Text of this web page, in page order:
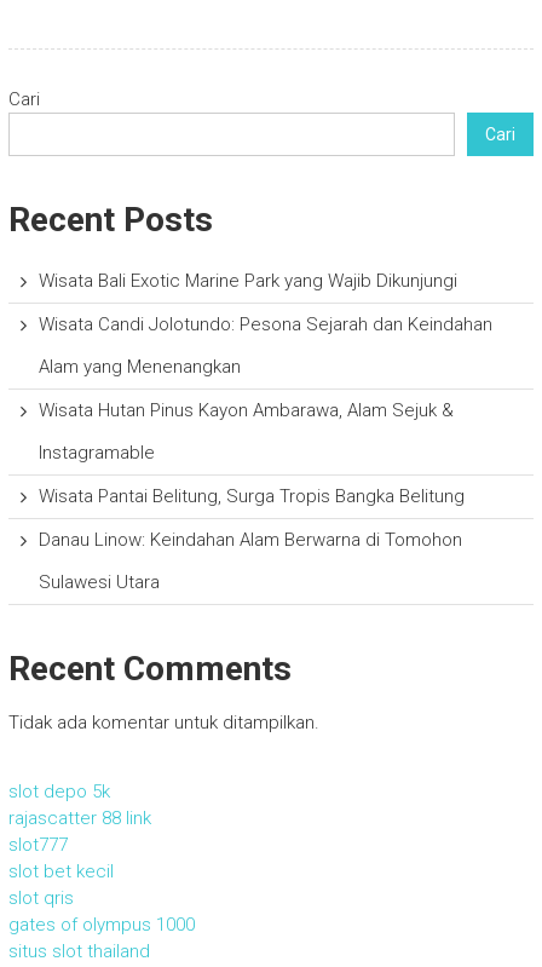
Cari
Cari
Recent Posts
Wisata Bali Exotic Marine Park yang Wajib Dikunjungi
Wisata Candi Jolotundo: Pesona Sejarah dan Keindahan
Alam yang Menenangkan
Wisata Hutan Pinus Kayon Ambarawa, Alam Sejuk &
Instagramable
Wisata Pantai Belitung, Surga Tropis Bangka Belitung
Danau Linow: Keindahan Alam Berwarna di Tomohon
Sulawesi Utara
Recent Comments
Tidak ada komentar untuk ditampilkan.
slot depo 5k
rajascatter 88 link
slot777
slot bet kecil
slot qris
gates of olympus 1000
situs slot thailand